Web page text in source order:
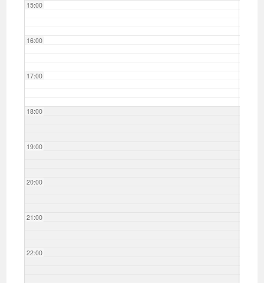
15:00
16:00
17:00
18:00
19:00
20:00
21:00
22:00